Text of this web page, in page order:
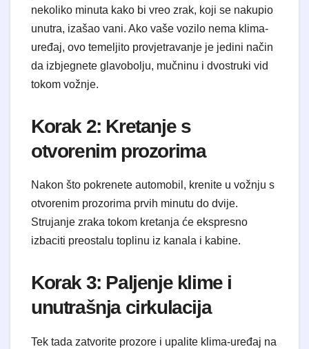
nekoliko minuta kako bi vreo zrak, koji se nakupio
unutra, izašao vani. Ako vaše vozilo nema klima-
uređaj, ovo temeljito provjetravanje je jedini način
da izbjegnete glavobolju, mučninu i dvostruki vid
tokom vožnje.
Korak 2: Kretanje s
otvorenim prozorima
Nakon što pokrenete automobil, krenite u vožnju s
otvorenim prozorima prvih minutu do dvije.
Strujanje zraka tokom kretanja će ekspresno
izbaciti preostalu toplinu iz kanala i kabine.
Korak 3: Paljenje klime i
unutrašnja cirkulacija
Tek tada zatvorite prozore i upalite klima-uređaj na